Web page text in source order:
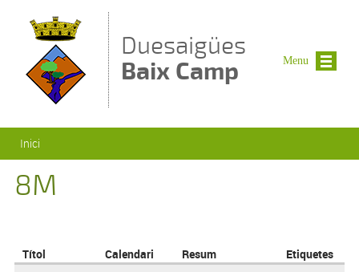
Duesaigües
Baix Camp
Esteu aquí
Inici
8M
Títol Calendari Resum Etiquetes
Menu